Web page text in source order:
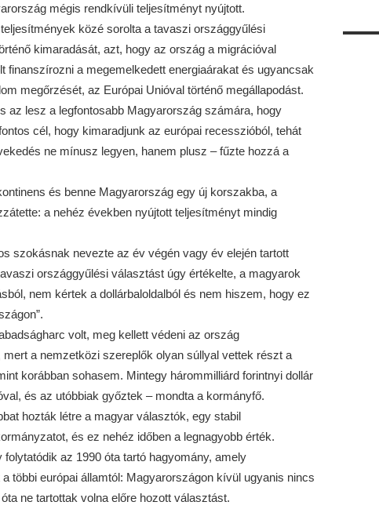
mégis rendkívüli teljesítményt nyújtott.
közé sorolta a tavaszi országgyűlési
kimaradását, azt, hogy az ország a migrációval
finanszírozni a megemelkedett energiaárakat és ugyancsak
megőrzését, az Európai Unióval történő megállapodást.
az lesz a legfontosabb Magyarország számára, hogy
cél, hogy kimaradjunk az európai recesszióból, tehát
ne mínusz legyen, hanem plusz – fűzte hozzá a
és benne Magyarország egy új korszakba, a
a nehéz években nyújtott teljesítményt mindig
szokásnak nevezte az év végén vagy év elején tartott
országgyűlési választást úgy értékelte, a magyarok
nem kértek a dollárbaloldalból és nem hiszem, hogy ez
volt, meg kellett védeni az ország
a nemzetközi szereplők olyan súllyal vettek részt a
korábban sohasem. Mintegy hárommilliárd forintnyi dollár
és az utóbbiak győztek – mondta a kormányfő.
hozták létre a magyar választók, egy stabil
és ez nehéz időben a legnagyobb érték.
az 1990 óta tartó hagyomány, amely
többi európai államtól: Magyarországon kívül ugyanis nincs
ne tartottak volna előre hozott választást.